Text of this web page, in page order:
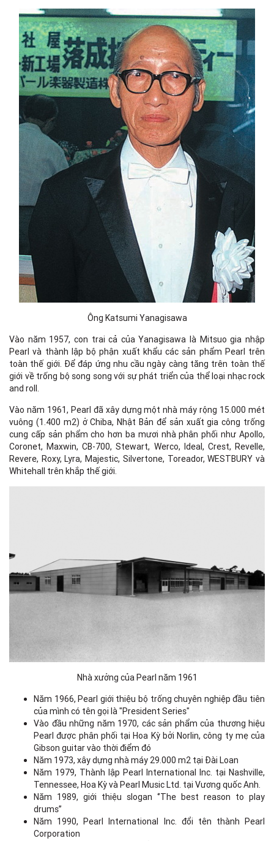
Ông Katsumi Yanagisawa
Vào năm 1957, con trai cả của Yanagisawa là Mitsuo gia nhập
Pearl và thành lập bộ phận xuất khẩu các sản phẩm Pearl trên
toàn thế giới. Để đáp ứng nhu cầu ngày càng tăng trên toàn thế
giới về trống bộ song song với sự phát triển của thể loại nhạc rock
and roll.
Vào năm 1961, Pearl đã xây dựng một nhà máy rộng 15.000 mét
vuông (1.400 m2) ở Chiba, Nhật Bản để sản xuất gia công trống
cung cấp sản phẩm cho hơn ba mươi nhà phân phối như Apollo,
Coronet, Maxwin, CB-700, Stewart, Werco, Ideal, Crest, Revelle,
Revere, Roxy, Lyra, Majestic, Silvertone, Toreador, WESTBURY và
Whitehall trên khắp thế giới.
Nhà xưởng của Pearl năm 1961
Năm 1966, Pearl giới thiệu bộ trống chuyên nghiệp đầu tiên
của mình có tên gọi là "President Series"
Vào đầu những năm 1970, các sản phẩm của thương hiệu
Pearl được phân phối tại Hoa Kỳ bởi Norlin, công ty mẹ của
Gibson guitar vào thời điểm đó
Năm 1973, xây dựng nhà máy 29.000 m2 tại Đài Loan
Năm 1979, Thành lập Pearl International Inc. tại Nashville,
Tennessee, Hoa Kỳ và Pearl Music Ltd. tại Vương quốc Anh.
Năm 1989, giới thiệu slogan ‘’The best reason to play
drums’’
Năm 1990, Pearl International Inc. đổi tên thành Pearl
Corporation